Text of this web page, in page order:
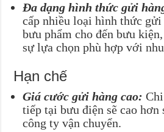
Đa dạng hình thức gửi
cấp nhiều loại hình thức gửi
bưu phẩm cho đến bưu
sự lựa chọn phù hợp với
Hạn chế
Giá cước gửi hàng cao:
tiếp tại bưu điện sẽ cao
công ty vận chuyển.